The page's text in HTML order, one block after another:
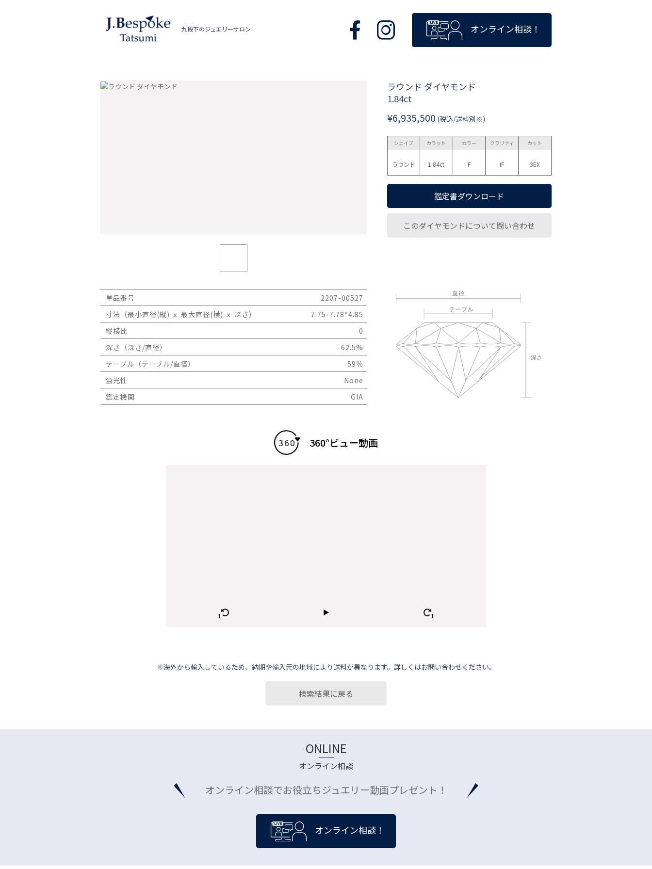
九段下のジュエリーサロン オンライン相談！
ラウンド ダイヤモンド
1.84ct
¥6,935,500 (税込/送料別※)
シェイプ
ラウンド
カラット
1.84ct
カラー
F
クラリティ
IF
カット
3EX
鑑定書ダウンロード
このダイヤモンドについて問い合わせ
単品番号
2207-00527
寸法（最小直径(縦) ｘ 最大直径(横) ｘ 深さ）
7.75-7.78*4.85
縦横比
0
深さ（深さ/直径）
62.5%
テーブル（テーブル/直径）
59％
蛍光性
None
鑑定機関
GIA
360°ビュー動画
※海外から輸⼊しているため、納期や輸⼊元の地域により送料が異なります。詳しくはお問い合わせください。
検索結果に戻る
ONLINE
オンライン相談
オンライン相談でお役立ちジュエリー動画プレゼント！
オンライン相談！